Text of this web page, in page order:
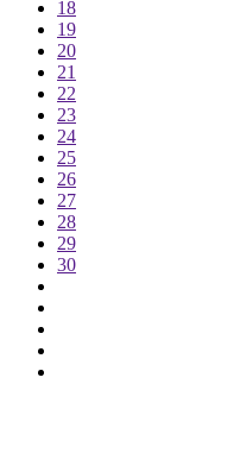
18
19
20
21
22
23
24
25
26
27
28
29
30